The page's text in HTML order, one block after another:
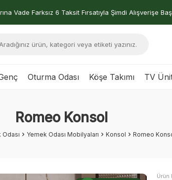
Vade Farksız 6 Taksit Fırsatıyla Şimdi Alışverişe
Oturma Odası Köşe Takımı TV
Romeo Konsol
Odası Yemek Odası Mobilyaları Konsol Romeo
Ürün